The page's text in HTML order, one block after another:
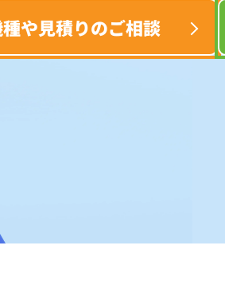
や見積りのご相談